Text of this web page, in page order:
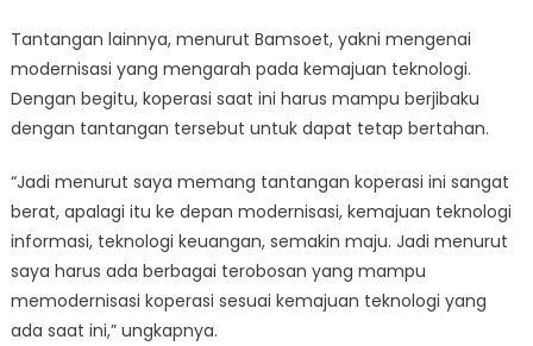
Tantangan lainnya, menurut Bamsoet, yakni mengenai
modernisasi yang mengarah pada kemajuan teknologi.
Dengan begitu, koperasi saat ini harus mampu berjibaku
dengan tantangan tersebut untuk dapat tetap bertahan.
“Jadi menurut saya memang tantangan koperasi ini sangat
berat, apalagi itu ke depan modernisasi, kemajuan teknologi
informasi, teknologi keuangan, semakin maju. Jadi menurut
saya harus ada berbagai terobosan yang mampu
memodernisasi koperasi sesuai kemajuan teknologi yang
ada saat ini,” ungkapnya.